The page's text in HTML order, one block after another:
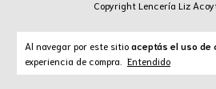
Al navegar por este sitio aceptás el uso de
experiencia de compra.
Entendido
Copyright Lencería Liz